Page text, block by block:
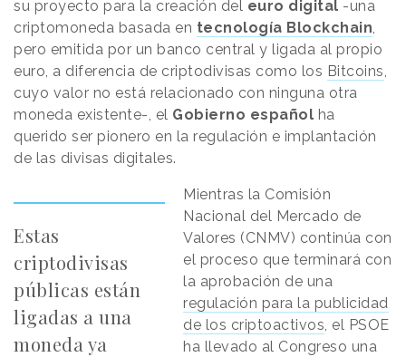
su proyecto para la creación del euro digital -una
criptomoneda basada en tecnología Blockchain
pero emitida por un banco central y ligada al propio
euro, a diferencia de criptodivisas como los Bitcoins
cuyo valor no está relacionado con ninguna otra
moneda existente-, el Gobierno español ha
querido ser pionero en la regulación e implantación
de las divisas digitales.
Estas
criptodivisas
públicas están
ligadas a una
moneda ya
Mientras la Comisión
Nacional del Mercado de
Valores (CNMV) continúa con
el proceso que terminará con
la aprobación de una
regulación para la publicidad
de los criptoactivos , el PSOE
ha llevado al Congreso una